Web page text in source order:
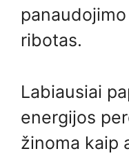
ribotas.
Labiausiai
energijos
žinoma kaip